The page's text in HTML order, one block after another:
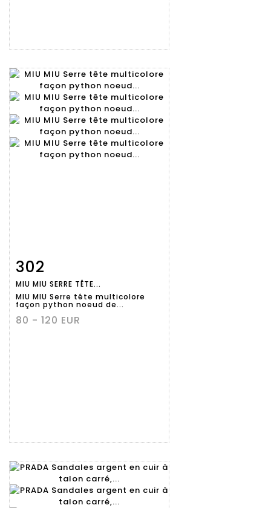
Fiche
détaillée
302
MIU MIU SERRE TÊTE...
MIU MIU Serre tête multicolore
façon python noeud de...
80 - 120 EUR